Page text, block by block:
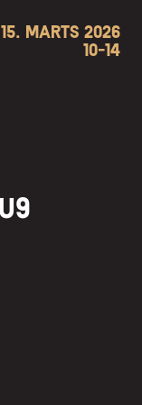
15. MARTS 2026
10-14